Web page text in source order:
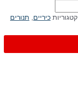
קטגוריות כיריים, תנורים